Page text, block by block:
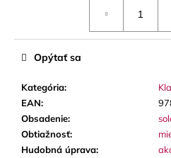
Kategória:
EAN:
Obsadenie:
Obtiažnosť:
Hudobná úprava:
Opýtať sa
e
JAVA
RED
CUT
PLÁTKY
NA
ALT